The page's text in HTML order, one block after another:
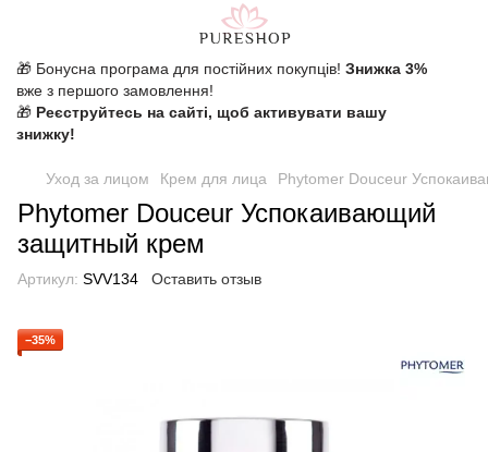
🎁 Бонусна програма для постійних покупців! Знижка 3%
вже з першого замовлення!
🎁 Реєструйтесь на сайті, щоб активувати вашу
знижку!
Уход за лицом Крем для лица Phytomer Douceur
Phytomer Douceur Успокаивающий
защитный крем
Артикул: SVV134 Оставить отзыв
−35%